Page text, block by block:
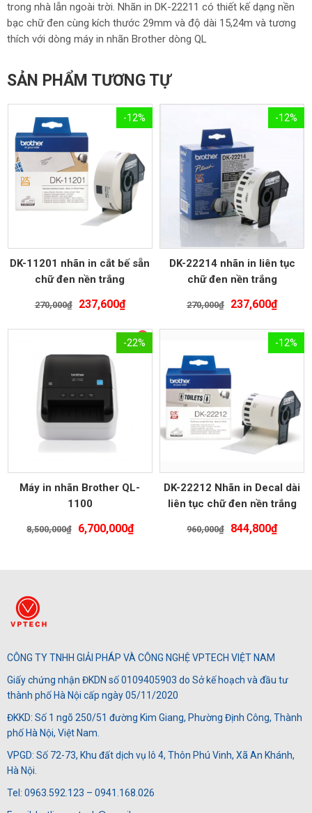
trong nhà lẫn ngoài trời. Nhãn in DK-22211 có thiết kế dạng nền
bạc chữ đen cùng kích thước 29mm và độ dài 15,24m và tương
thích với dòng máy in nhãn Brother dòng QL
SẢN PHẨM TƯƠNG TỰ
-12%
DK-11201 nhãn in cắt bế sẵn
chữ đen nền trắng
270,000₫
Giá
270,000₫.
237,600₫Giá
tại
là:
237,600₫.
-12%
DK-22214 nhãn in liên tục
chữ đen nền trắng
270,000₫
Giá
270,000₫.
237,600₫Giá
tại
là:
-22%
Máy in nhãn Brother QL-
1100
8,500,000₫
Giá
6,700,000₫Giá
-12%
DK-22212 Nhãn in Decal dài
liên tục chữ đen nền trắng
960,000₫
Giá
844,800₫Giá
CÔNG TY TNHH GIẢI PHÁP VÀ CÔNG NGHỆ VPTECH VIỆT NAM
Giấy chứng nhận ĐKDN số 0109405903 do Sở kế hoạch và đầu tư
thành phố Hà Nội cấp ngày 05/11/2020
ĐKKD: Số 1 ngõ 250/51 đường Kim Giang, Phường Định Công, Thành
phố Hà Nội, Việt Nam.
VPGD: Số 72-73, Khu đất dịch vụ lô 4, Thôn Phú Vinh, Xã An Khánh,
Hà Nội.
Tel: 0963.592.123 – 0941.168.026